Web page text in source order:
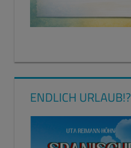
ENDLICH URLAUB!?